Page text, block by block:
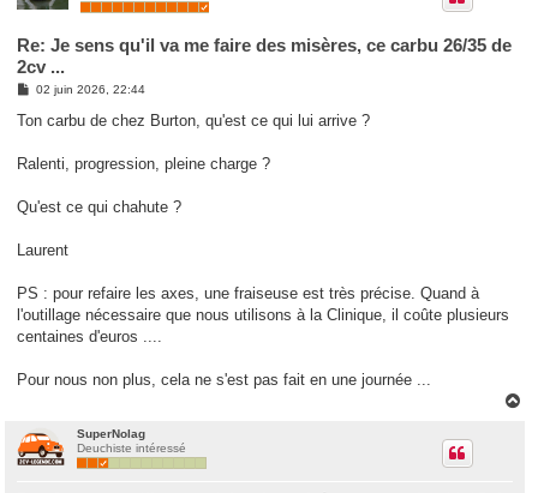
Re: Je sens qu'il va me faire des misères, ce carbu 26/35 de
2cv ...
M
s
g
02 juin 2026, 22:44
Ton carbu de chez Burton, qu'est ce qui lui arrive ?
Ralenti, progression, pleine charge ?
Qu'est ce qui chahute ?
Laurent
PS : pour refaire les axes, une fraiseuse est très précise. Quand à
l'outillage nécessaire que nous utilisons à la Clinique, il coûte plusieurs
centaines d'euros ....
Pour nous non plus, cela ne s'est pas fait en une journée ...
SuperNolag
Deuchiste intéressé